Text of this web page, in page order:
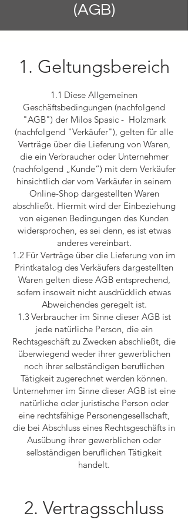
(AGB)
1. Geltungsbereich
1.1 Diese Allgemeinen
Geschäftsbedingungen (nachfolgend
"AGB") der Milos Spasic - Holzmark
(nachfolgend "Verkäufer"), gelten für alle
Verträge über die Lieferung von Waren,
die ein Verbraucher oder Unternehmer
(nachfolgend „Kunde“) mit dem Verkäufer
hinsichtlich der vom Verkäufer in seinem
Online-Shop dargestellten Waren
abschließt. Hiermit wird der Einbeziehung
von eigenen Bedingungen des Kunden
widersprochen, es sei denn, es ist etwas
anderes vereinbart.
1.2 Für Verträge über die Lieferung von im
Printkatalog des Verkäufers dargestellten
Waren gelten diese AGB entsprechend,
sofern insoweit nicht ausdrücklich etwas
Abweichendes geregelt ist.
1.3 Verbraucher im Sinne dieser AGB ist
jede natürliche Person, die ein
Rechtsgeschäft zu Zwecken abschließt, die
überwiegend weder ihrer gewerblichen
noch ihrer selbständigen beruflichen
Tätigkeit zugerechnet werden können.
Unternehmer im Sinne dieser AGB ist eine
natürliche oder juristische Person oder
eine rechtsfähige Personengesellschaft,
die bei Abschluss eines Rechtsgeschäfts in
Ausübung ihrer gewerblichen oder
selbständigen beruflichen Tätigkeit
handelt.
2. Vertragsschluss